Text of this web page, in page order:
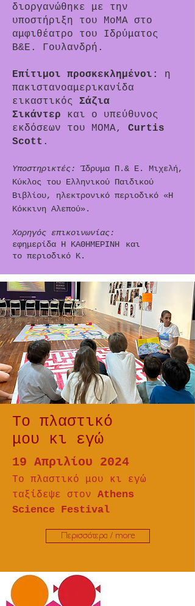
διοργανώθηκε με την
υποστήριξη του ΜοΜΑ στο
αμφιθέατρο του Ιδρύματος
Β&Ε. Γουλανδρή.
Επίτιμοι προσκεκλημένοι:
η
πακιστανοαμερικανίδα
εικαστικός Σάζια
Σικάντερ και ο υπεύθυνος
εκδόσεων του ΜΟΜΑ, Curtis
Scott .
Υποστηρικτές:
Ίδρυμα Π.& Ε. Μιχελή,
Κύκλος του Ελληνικού Παιδικού
Βιβλίου, ηλεκτρονικό περιοδικό «Η
Κόκκινη Αλεπού».
Χορηγός επικοινωνίας:
εφημερίδα Η ΚΑΘΗΜΕΡΙΝΗ
και
το περιοδικό Κ.
Το πλαστικό
μου κι εγώ
19 Απριλίου 2024
Το πλαστικό μου κι εγώ
ταξίδεψε στον Athens
Science Festival
Περισσότερα / more